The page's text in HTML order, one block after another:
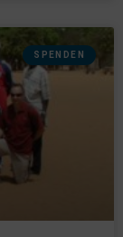
SPENDEN